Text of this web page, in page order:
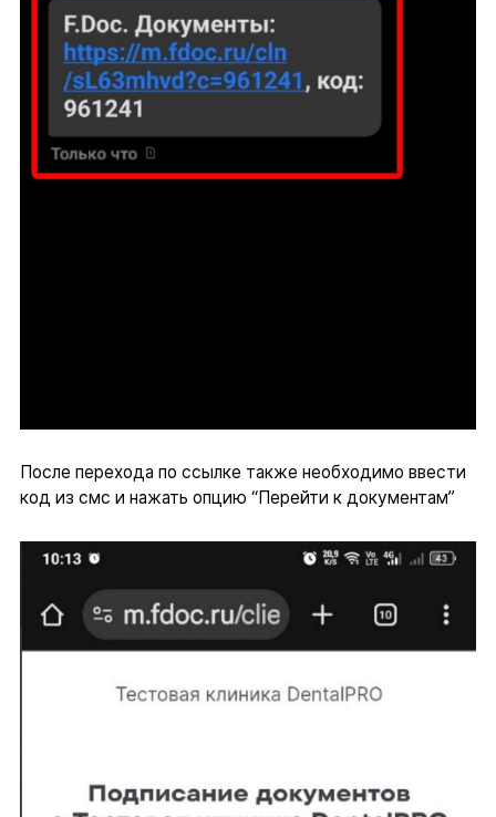
После перехода по ссылке также необходимо ввести
код из смс и нажать опцию “Перейти к документам”